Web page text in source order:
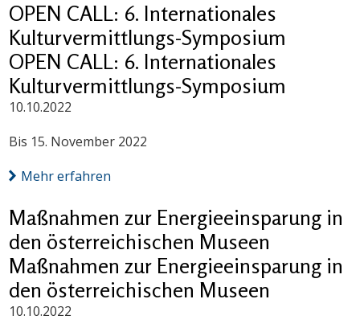
OPEN CALL: 6. Internationales
Kulturvermittlungs-Symposium
OPEN CALL: 6. Internationales
Kulturvermittlungs-Symposium
10.10.2022
Bis 15. November 2022
Mehr erfahren
Maßnahmen zur Energieeinsparung in
den österreichischen Museen
Maßnahmen zur Energieeinsparung in
den österreichischen Museen
10.10.2022